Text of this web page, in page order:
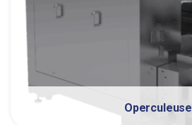
Operculeuse